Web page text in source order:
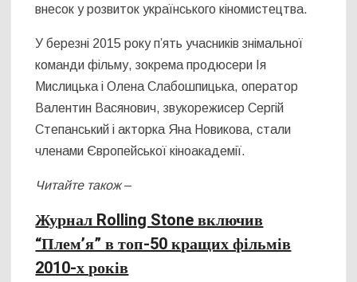
внесок у розвиток українського кіномистецтва.
У березні 2015 року п’ять учасників знімальної
команди фільму, зокрема продюсери Ія
Мислицька і Олена Слабошпицька, оператор
Валентин Васянович, звукорежисер Сергій
Степанський і акторка Яна Новикова, стали
членами Європейської кіноакадемії.
Читайте також–
Журнал Rolling Stone включив
“Плем’я” в топ-50 кращих фільмів
2010-х років